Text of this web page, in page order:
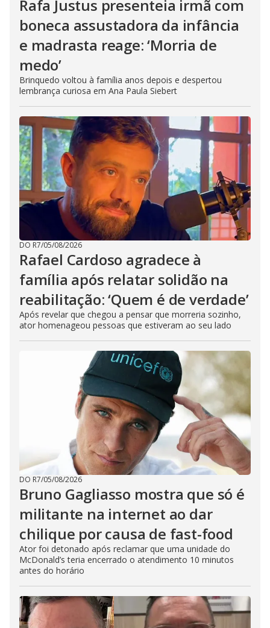
Rafa Justus presenteia irmã com
boneca assustadora da infância
e madrasta reage: ‘Morria de
medo’
Brinquedo voltou à família anos depois e despertou
lembrança curiosa em Ana Paula Siebert
DO R7/05/08/2026
Rafael Cardoso agradece à
família após relatar solidão na
reabilitação: ‘Quem é de verdade’
Após revelar que chegou a pensar que morreria sozinho,
ator homenageou pessoas que estiveram ao seu lado
DO R7/05/08/2026
Bruno Gagliasso mostra que só é
militante na internet ao dar
chilique por causa de fast-food
Ator foi detonado após reclamar que uma unidade do
McDonald’s teria encerrado o atendimento 10 minutos
antes do horário